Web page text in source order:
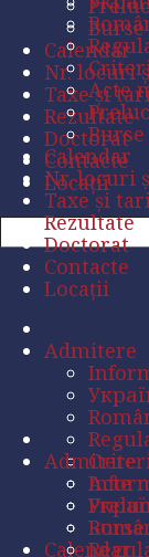
Calendar
Nr. locuri
Taxe și
Rezultate
Doctorat
Contacte
Locații
Acte
Calendar
Nr. locuri
Taxe și
Rezultate
Doctorat
Contacte
Locații
Admitere
Acte
Calendar
Admitere